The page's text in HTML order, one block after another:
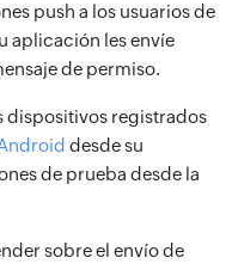
push a los usuarios de
aplicación les envíe
de permiso.
dispositivos registrados
desde su
de prueba desde la
sobre el envío de